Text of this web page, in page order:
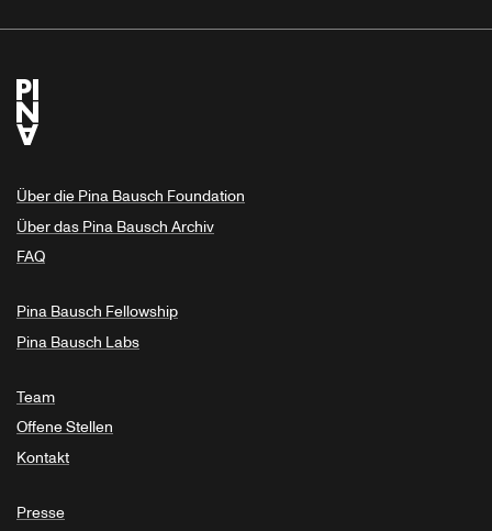
Über die Pina Bausch Foundation
Über das Pina Bausch Archiv
FAQ
Pina Bausch Fellowship
Pina Bausch Labs
Team
Offene Stellen
Kontakt
Presse